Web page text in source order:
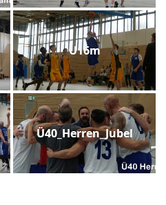
U16m
Ü40_Herren_Jubel